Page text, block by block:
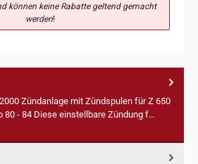
können keine Rabatte geltend gemacht
werden!
Zündanlage mit Zündspulen für Z 650
80 - 84 Diese einstellbare Zündung f…